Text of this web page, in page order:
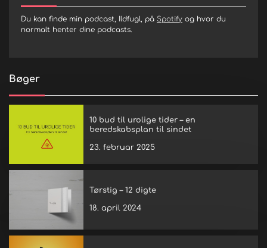
Du kan finde min podcast, Ildfugl, på Spotify og hvor du
normalt henter dine podcasts.
Bøger
10 bud til urolige tider – en
beredskabsplan til sindet
23. februar 2025
Tørstig – 12 digte
18. april 2024